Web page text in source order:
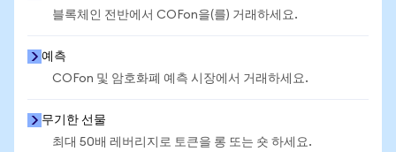
블록체인 전반에서 COFon을(를) 거래하세요.
예측
COFon 및 암호화폐 예측 시장에서 거래하세요.
무기한 선물
최대 50배 레버리지로 토큰을 롱 또는 숏 하세요.